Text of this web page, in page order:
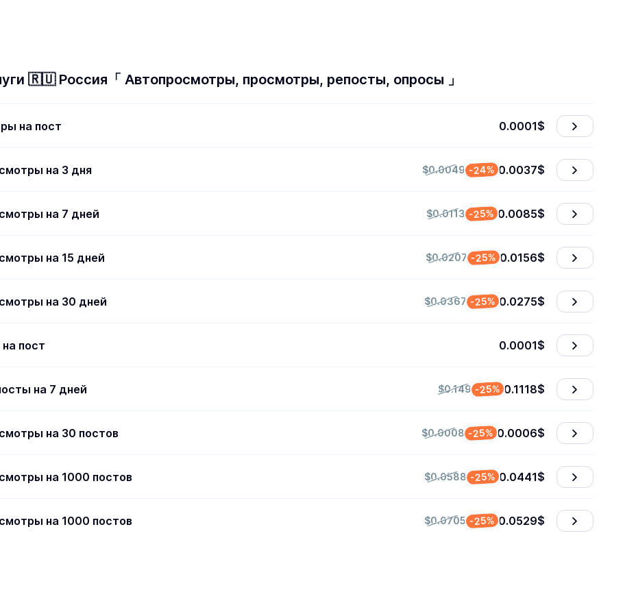
🇷🇺 Россия「 Автопросмотры, просмотры, репосты, опросы 」
на пост 0.0001$
на 3 дня $0.0049 -24% 0.0037$
на 7 дней $0.0113 -25% 0.0085$
на 15 дней $0.0207 -25% 0.0156$
на 30 дней $0.0367 -25% 0.0275$
пост 0.0001$
на 7 дней $0.149 -25% 0.1118$
на 30 постов $0.0008 -25% 0.0006$
на 1000 постов $0.0588 -25% 0.0441$
на 1000 постов $0.0705 -25% 0.0529$